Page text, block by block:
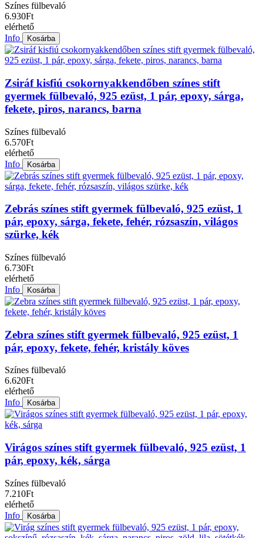
Színes fülbevaló
6.930Ft
elérhető
Info
Kosárba
Zsiráf kisfiú csokornyakkendőben színes stift
gyermek fülbevaló, 925 ezüst, 1 pár, epoxy, sárga,
fekete, piros, narancs, barna
Színes fülbevaló
6.570Ft
elérhető
Info
Kosárba
Zebrás színes stift gyermek fülbevaló, 925 ezüst, 1
pár, epoxy, sárga, fekete, fehér, rózsaszín, világos
szürke, kék
Színes fülbevaló
6.730Ft
elérhető
Info
Kosárba
Zebra színes stift gyermek fülbevaló, 925 ezüst, 1
pár, epoxy, fekete, fehér, kristály köves
Színes fülbevaló
6.620Ft
elérhető
Info
Kosárba
Virágos színes stift gyermek fülbevaló, 925 ezüst, 1
pár, epoxy, kék, sárga
Színes fülbevaló
7.210Ft
elérhető
Info
Kosárba